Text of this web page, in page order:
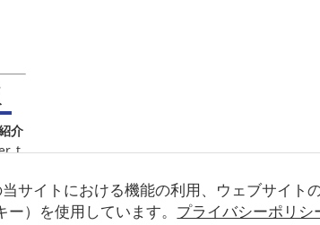
サイトにおける機能の利用、ウェブサイト
）を使用しています。 プライバシーポリシ
介